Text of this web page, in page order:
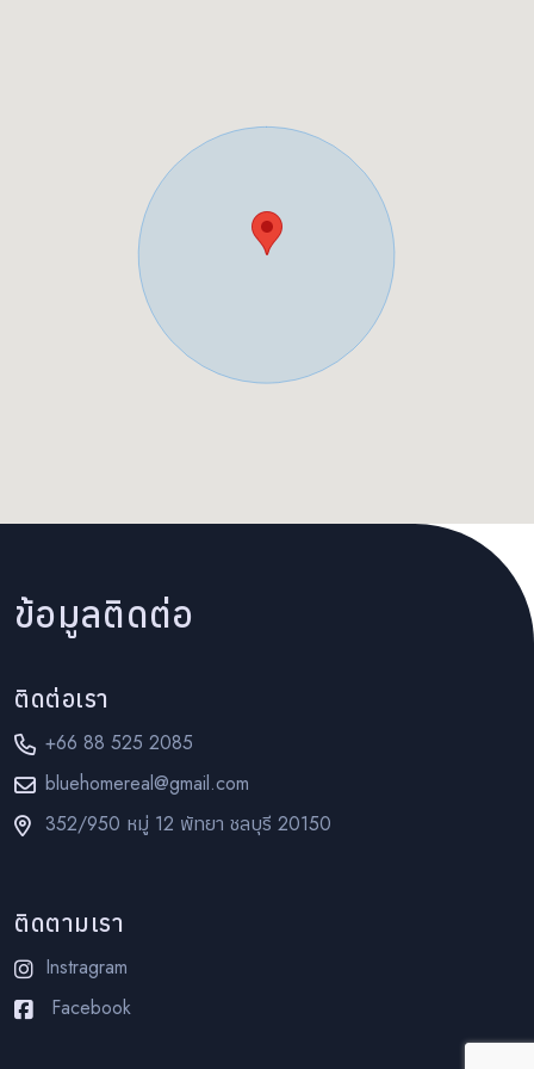
ข้อมูลติดต่อ
ติดต่อเรา
+66 88 525 2085
bluehomereal@gmail.com
352/950 หมู่ 12 พัทยา ชลบุรี 20150
ติดตามเรา
Instragram
Facebook